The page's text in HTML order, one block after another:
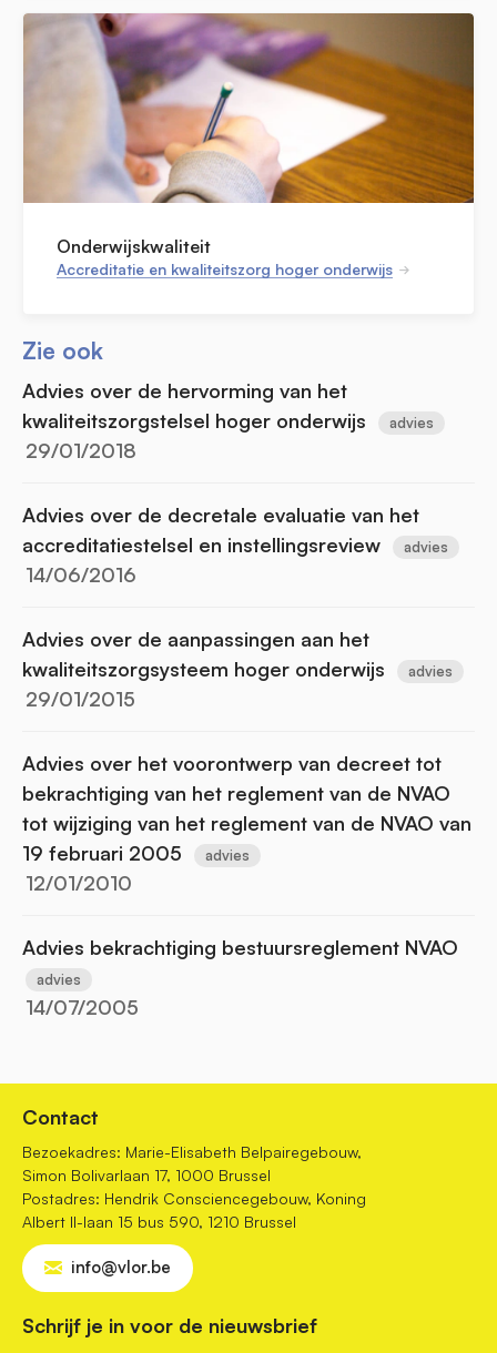
Onderwijskwaliteit
Accreditatie en kwaliteitszorg hoger onderwijs
Zie ook
Advies over de hervorming van het
kwaliteitszorgstelsel hoger onderwijs
advies
29/01/2018
Advies over de decretale evaluatie van het
accreditatiestelsel en instellingsreview
advies
14/06/2016
Advies over de aanpassingen aan het
kwaliteitszorgsysteem hoger onderwijs
advies
29/01/2015
Advies over het voorontwerp van decreet tot
bekrachtiging van het reglement van de NVAO
tot wijziging van het reglement van de NVAO van
19 februari 2005
advies
12/01/2010
Advies bekrachtiging bestuursreglement NVAO
advies
14/07/2005
Contact
Bezoekadres: Marie-Elisabeth Belpairegebouw,
Simon Bolivarlaan 17, 1000 Brussel
Postadres: Hendrik Consciencegebouw, Koning
Albert II-laan 15 bus 590, 1210 Brussel
info@vlor.be
Schrijf je in voor de nieuwsbrief